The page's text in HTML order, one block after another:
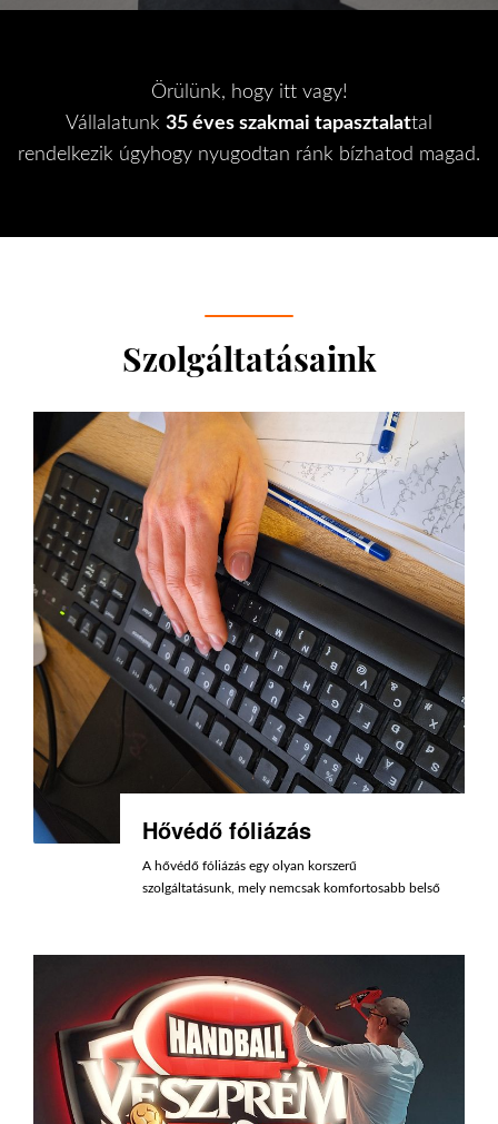
Örülünk, hogy itt vagy!
Vállalatunk 35 éves szakmai tapasztalattal
rendelkezik úgyhogy nyugodtan ránk bízhatod magad.
Szolgáltatásaink
Hővédő fóliázás
A hővédő fóliázás egy olyan korszerű
szolgáltatásunk, mely nemcsak komfortosabb belső